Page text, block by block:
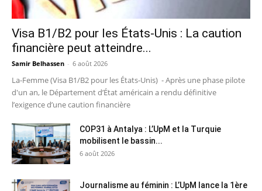
Visa B1/B2 pour les États-Unis : La caution
financière peut atteindre...
Samir Belhassen - 6 août 2026
La-Femme (Visa B1/B2 pour les États-Unis) - Après une phase pilote
d'un an, le Département d’État américain a rendu définitive
l’exigence d’une caution financière
COP31 à Antalya : L’UpM et la Turquie
mobilisent le bassin...
6 août 2026
Journalisme au féminin : L’UpM lance la 1ère